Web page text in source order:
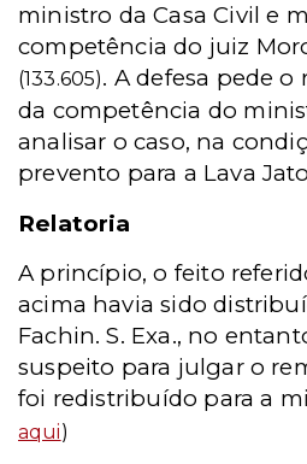
ministro da Casa Civil e
competência do juiz
(133.605). A defesa pede
da competência do
analisar o caso, na
prevento para a Lava
Relatoria
A princípio, o feito
acima havia sido
Fachin. S. Exa., no
suspeito para julgar o
foi redistribuído para a
aqui)